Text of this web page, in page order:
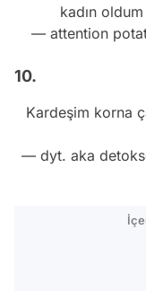
kadın oldum
— attention
10.
Kardeşim korna
— dyt. aka